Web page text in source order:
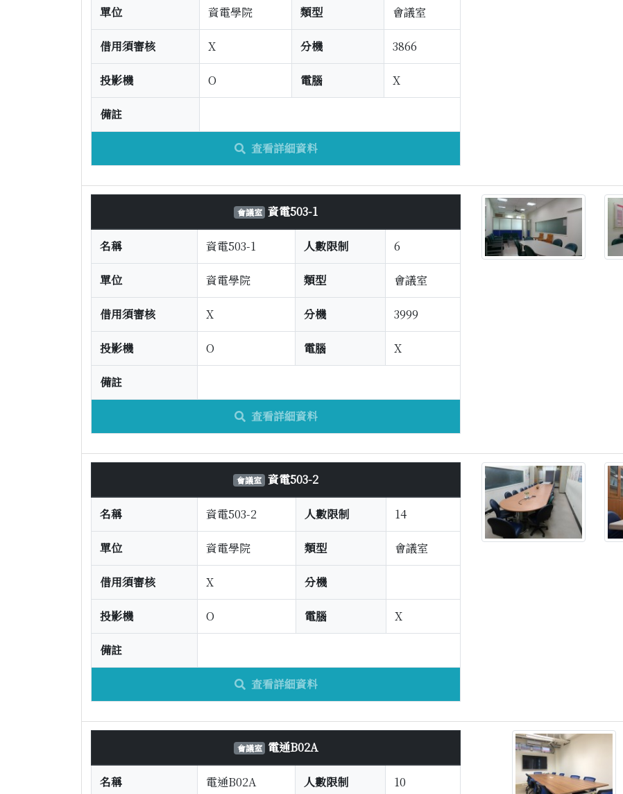
單位 資電學院 類型 會議室
借用須審核 X 分機 3866
投影機 O 電腦 X
備註
查看詳細資料
會議室 資電503-1
名稱 資電503-1 人數限制 6
單位 資電學院 類型 會議室
借用須審核 X 分機 3999
投影機 O 電腦 X
備註
查看詳細資料
會議室 資電503-2
名稱 資電503-2 人數限制 14
單位 資電學院 類型 會議室
借用須審核 X 分機
投影機 O 電腦 X
備註
查看詳細資料
會議室 電通B02A
名稱 電通B02A 人數限制 10